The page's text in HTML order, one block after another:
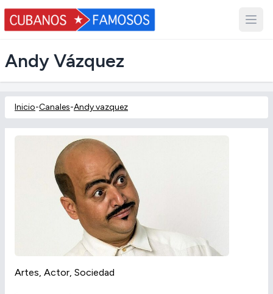
Andy Vázquez
Inicio-Canales-Andy vazquez
Artes, Actor, Sociedad